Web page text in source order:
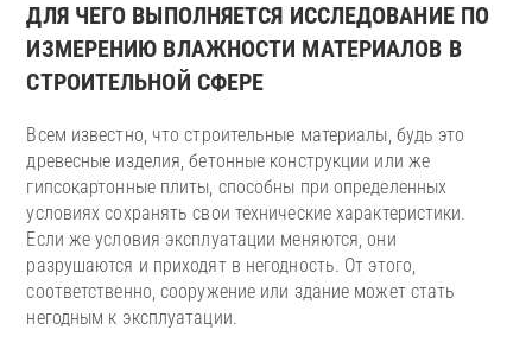
ДЛЯ ЧЕГО ВЫПОЛНЯЕТСЯ ИССЛЕДОВАНИЕ ПО
ИЗМЕРЕНИЮ ВЛАЖНОСТИ МАТЕРИАЛОВ В
СТРОИТЕЛЬНОЙ СФЕРЕ
Всем известно, что строительные материалы, будь это
древесные изделия, бетонные конструкции или же
гипсокартонные плиты, способны при определенных
условиях сохранять свои технические характеристики.
Если же условия эксплуатации меняются, они
разрушаются и приходят в негодность. От этого,
соответственно, сооружение или здание может стать
негодным к эксплуатации.